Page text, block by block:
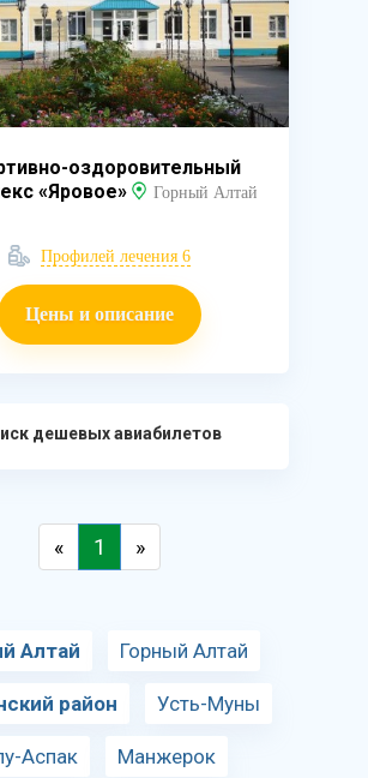
оздоровительный
«Яровое»
Горный Алтай
Профилей лечения 6
Цены и описание
дешевых авиабилетов
« 1 »
Алтай Горный Алтай
район Усть-Муны
Аспак Манжерок